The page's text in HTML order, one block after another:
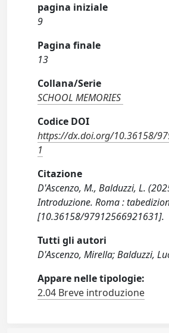
pagina iniziale
9
Pagina finale
13
Collana/Serie
SCHOOL MEMORIES
Codice DOI
https://dx.doi.org/10.36158/
1
Citazione
D'Ascenzo, M., Balduzzi, L.
Introduzione. Roma :
[10.36158/97912566921631].
Tutti gli autori
D'Ascenzo, Mirella; Balduzzi,
Appare nelle tipologie:
2.04 Breve introduzione